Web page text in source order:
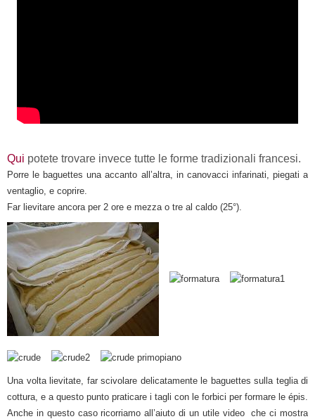
Qui potete trovare invece tutte le forme tradizionali francesi.
Porre le baguettes una accanto all’altra, in canovacci infarinati, piegati a
ventaglio, e coprire.
Far lievitare ancora per 2 ore e mezza o tre al caldo (25°).
Una volta lievitate, far scivolare delicatamente le baguettes sulla teglia di
cottura, e a questo punto praticare i tagli con le forbici per formare le épis.
Anche in questo caso ricorriamo all’aiuto di un utile video che ci mostra